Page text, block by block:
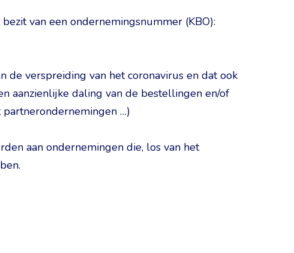
van een ondernemingsnummer (KBO):
de verspreiding van het coronavirus en dat ook
aanzienlijke daling van de bestellingen en/of
partnerondernemingen …)
aan ondernemingen die, los van het